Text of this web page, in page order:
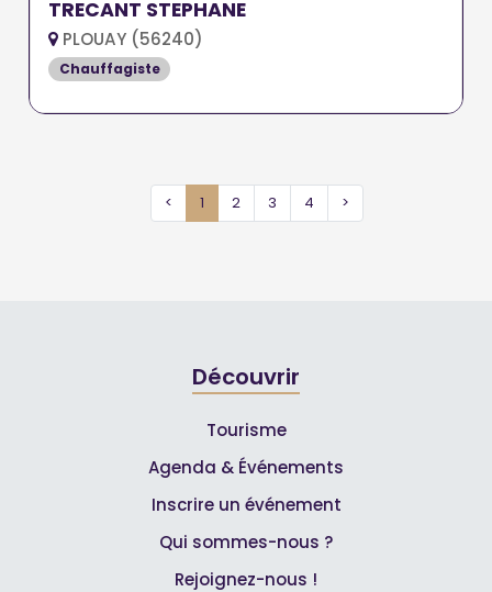
TRECANT STEPHANE
PLOUAY (56240)
Chauffagiste
< 1 2 3 4 >
Découvrir
Tourisme
Agenda & Événements
Inscrire un événement
Qui sommes-nous ?
Rejoignez-nous !